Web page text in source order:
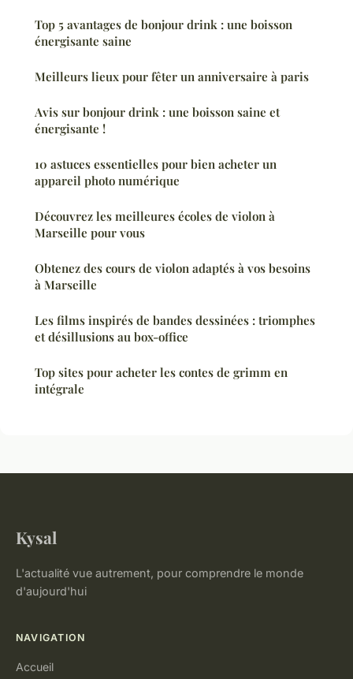
Top 5 avantages de bonjour drink : une boisson
énergisante saine
Meilleurs lieux pour fêter un anniversaire à paris
Avis sur bonjour drink : une boisson saine et
énergisante !
10 astuces essentielles pour bien acheter un
appareil photo numérique
Découvrez les meilleures écoles de violon à
Marseille pour vous
Obtenez des cours de violon adaptés à vos besoins
à Marseille
Les films inspirés de bandes dessinées : triomphes
et désillusions au box-office
Top sites pour acheter les contes de grimm en
intégrale
Kysal
L'actualité vue autrement, pour comprendre le monde
d'aujourd'hui
NAVIGATION
Accueil